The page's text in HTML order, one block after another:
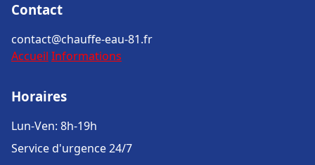
Contact
contact@chauffe-eau-81.fr
Accueil Informations
Horaires
Lun-Ven: 8h-19h
Service d'urgence 24/7